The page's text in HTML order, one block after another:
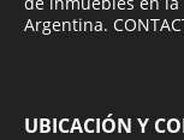
Argentina.
UBICACIÓN Y